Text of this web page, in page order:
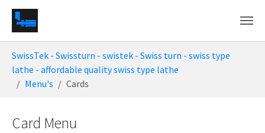
SwissTek - Swissturn - swistek - Swiss turn - swiss type
lathe - affordable quality swiss type lathe
Menu's
Cards
Card Menu